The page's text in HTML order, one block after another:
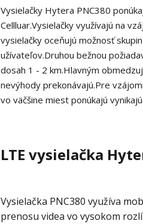
Vysielačky Hytera PNC380
Cellluar.Vysielačky využívajú na
vysielačky oceňujú možnosť
užívateľov.Druhou bežnou
dosah 1 - 2 km.Hlavným
nevýhody prekonávajú.Pre
vo väčšine miest ponúkajú
LTE vysielačka
Vysielačka PNC380 využíva
prenosu videa vo vysokom